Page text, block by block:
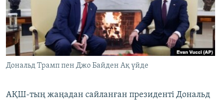
ЖАЗЫЛЫҢЫЗ
Басқа тілдерде
Дональд Трамп пен Джо Байден Ақ үйде
АҚШ-тың жаңадан сайланған президенті Дональд